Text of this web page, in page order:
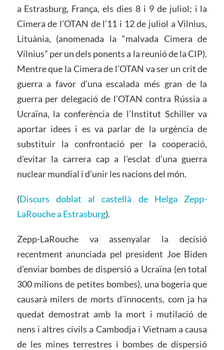
a Estrasburg, França, els dies 8 i 9 de juliol; i la
Cimera de l’OTAN de l’11 i 12 de juliol a Vilnius,
Lituània, (anomenada la “malvada Cimera de
Vílnius” per un dels ponents a la reunió de la CIP).
Mentre que la Cimera de l’OTAN va ser un crit de
guerra a favor d’una escalada més gran de la
guerra per delegació de l’OTAN contra Rússia a
Ucraïna, la conferència de l’Institut Schiller va
aportar idees i es va parlar de la urgència de
substituir la confrontació per la cooperació,
d’evitar la carrera cap a l’esclat d’una guerra
nuclear mundial i d’unir les nacions del món.
(Discurs doblat al castellà de Helga Zepp-
LaRouche a Estrasburg).
Zepp-LaRouche va assenyalar la decisió
recentment anunciada pel president Joe Biden
d’enviar bombes de dispersió a Ucraïna (en total
300 milions de petites bombes), una bogeria que
causarà milers de morts d’innocents, com ja ha
quedat demostrat amb la mort i mutilació de
nens i altres civils a Cambodja i Vietnam a causa
de les mines terrestres i bombes de dispersió